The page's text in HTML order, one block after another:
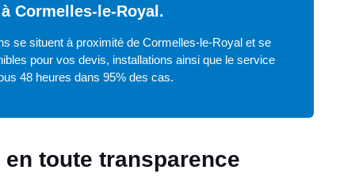
Cormelles-le-Royal.
se situent à proximité de Cormelles-le-Royal et se
pour vos devis, installations ainsi que le service
48 heures dans 95% des cas.
toute transparence